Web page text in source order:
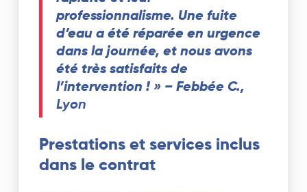
professionnalisme. Une fuite
d’eau a été réparée en urgence
dans la journée, et nous avons
été très satisfaits de
l’intervention ! » – Febbée C.,
Lyon
Prestations et services inclus
dans le contrat